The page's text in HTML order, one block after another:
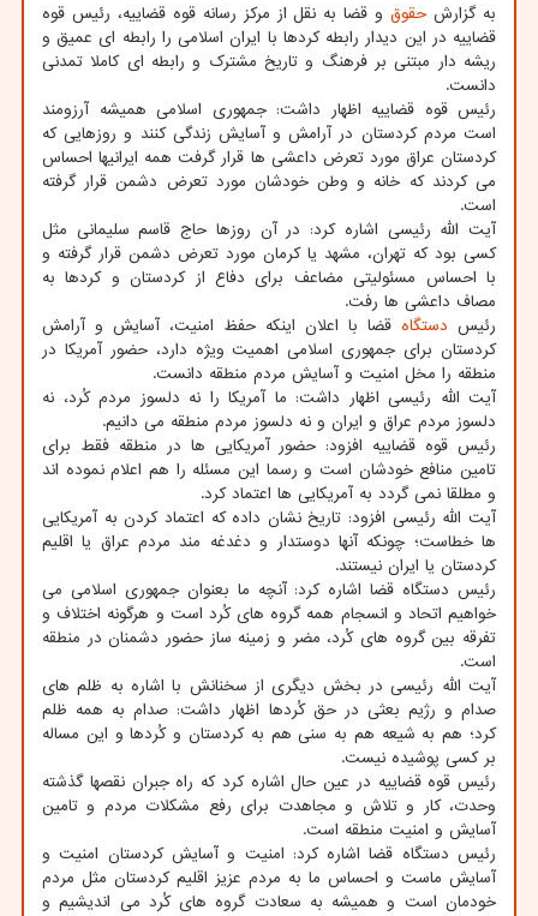
به گزارش حقوقو قضا به نقل از مرکز رسانه قوه قضاییه، رئیس قوه
قضاییه در این دیدار رابطه کردها با ایران اسلامی را رابطه ای عمیق و
ریشه دار مبتنی بر فرهنگ و تاریخ مشترک و رابطه ای کاملا تمدنی
دانست.
رئیس قوه قضاییه اظهار داشت: جمهوری اسلامی همیشه آرزومند
است مردم کردستان در آرامش و آسایش زندگی کنند و روزهایی که
کردستان عراق مورد تعرض داعشی ها قرار گرفت همه ایرانیها احساس
می کردند که خانه و وطن خودشان مورد تعرض دشمن قرار گرفته
است.
آیت الله رئیسی اشاره کرد: در آن روزها حاج قاسم سلیمانی مثل
کسی بود که تهران، مشهد یا کرمان مورد تعرض دشمن قرار گرفته و
با احساس مسئولیتی مضاعف برای دفاع از کردستان و کردها به
مصاف داعشی ها رفت.
رئیس دستگاه قضا با اعلان اینکه حفظ امنیت، آسایش و آرامش
کردستان برای جمهوری اسلامی اهمیت ویژه دارد، حضور آمریکا در
منطقه را مخل امنیت و آسایش مردم منطقه دانست.
آیت الله رئیسی اظهار داشت: ما آمریکا را نه دلسوز مردم کُرد، نه
دلسوز مردم عراق و ایران و نه دلسوز مردم منطقه می دانیم.
رئیس قوه قضاییه افزود: حضور آمریکایی ها در منطقه فقط برای
تامین منافع خودشان است و رسما این مسئله را هم اعلام نموده اند
و مطلقا نمی گردد به آمریکایی ها اعتماد کرد.
آیت الله رئیسی افزود: تاریخ نشان داده که اعتماد کردن به آمریکایی
ها خطاست؛ چونکه آنها دوستدار و دغدغه مند مردم عراق یا اقلیم
کردستان یا ایران نیستند.
رئیس دستگاه قضا اشاره کرد: آنچه ما بعنوان جمهوری اسلامی می
خواهیم اتحاد و انسجام همه گروه های کُرد است و هرگونه اختلاف و
تفرقه بین گروه های کُرد، مضر و زمینه ساز حضور دشمنان در منطقه
است.
آیت الله رئیسی در بخش دیگری از سخنانش با اشاره به ظلم های
صدام و رژیم بعثی در حق کُردها اظهار داشت: صدام به همه ظلم
کرد؛ هم به شیعه هم به سنی هم به کردستان و کُردها و این مساله
بر کسی پوشیده نیست.
رئیس قوه قضاییه در عین حال اشاره کرد که راه جبران نقصها گذشته
وحدت، کار و تلاش و مجاهدت برای رفع مشکلات مردم و تامین
آسایش و امنیت منطقه است.
رئیس دستگاه قضا اشاره کرد: امنیت و آسایش کردستان امنیت و
آسایش ماست و احساس ما به مردم عزیز اقلیم کردستان مثل مردم
خودمان است و همیشه به سعادت گروه های کُرد می اندیشیم و